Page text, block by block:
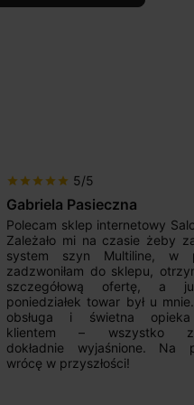
starstarstar starstar
Mir Por
Super sprzedawca!
razy i jestem
produktów. Wszystko
opisem, sprawna
kontakt. Polecam.